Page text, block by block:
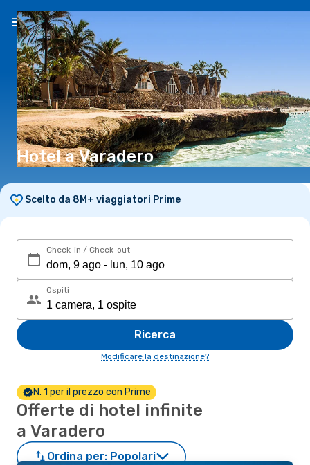
Hotel a Varadero
Scelto da 8M+ viaggiatori Prime
Check-in / Check-out
Ospiti
Ricerca
Modificare la destinazione?
N. 1 per il prezzo con Prime
Offerte di hotel infinite
a Varadero
Ordina per: Popolari